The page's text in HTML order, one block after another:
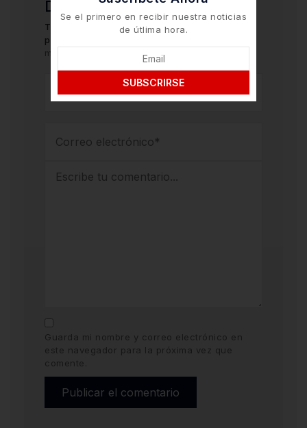
Deja una respuesta
Tu dirección de correo electrónico no será
publicada.
marcados con
Guarda mi nombre y correo electrónico en
este navegador para la próxima vez que
comente.
Se el primero en recibir nuestra noticias
de útlima hora.
SUBSCRIRSE